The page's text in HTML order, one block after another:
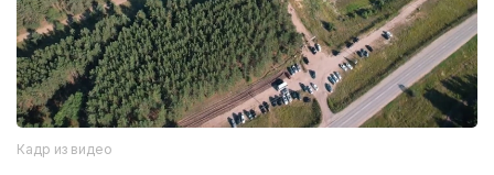
Кадр из видео